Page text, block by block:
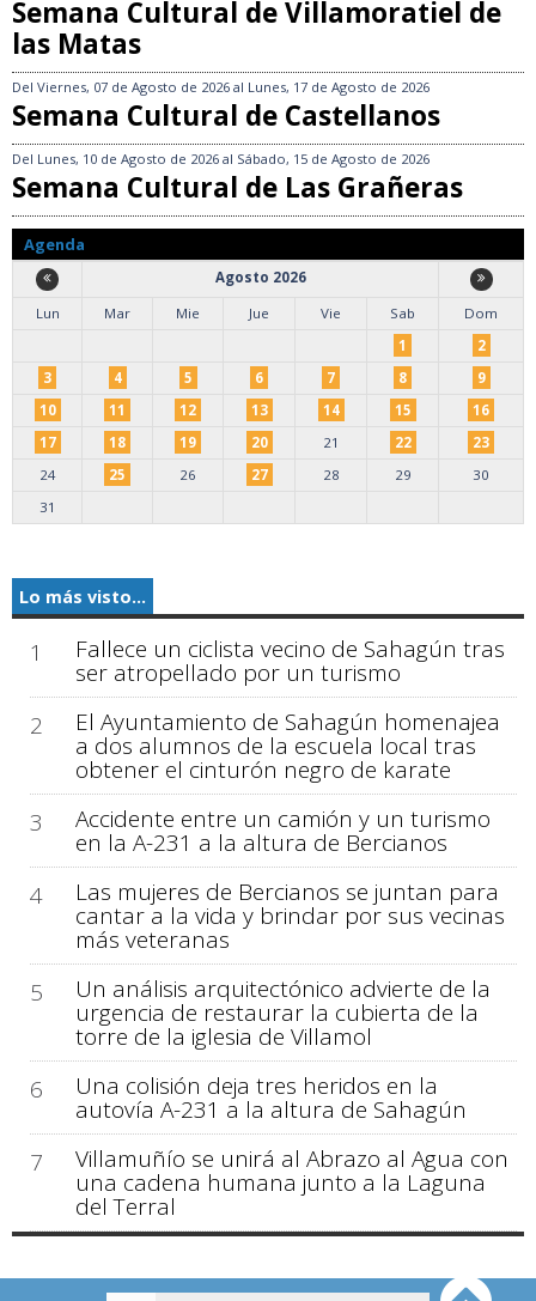
Semana Cultural de Villamoratiel de
las Matas
Del Viernes, 07 de Agosto de 2026 al Lunes, 17 de Agosto de 2026
Semana Cultural de Castellanos
Del Lunes, 10 de Agosto de 2026 al Sábado, 15 de Agosto de 2026
Semana Cultural de Las Grañeras
Agenda
Agosto 2026
Lun
Mar Mie Jue Vie Sab
Dom
1
2
3
4 5 6 7 8
9
10
11 12 13 14 15
16
17
18 19 20 21 22
23
24
25 26 27 28 29
30
31
Lo más visto...
1 Fallece un ciclista vecino de Sahagún tras
ser atropellado por un turismo
2
El Ayuntamiento de Sahagún homenajea
a dos alumnos de la escuela local tras
obtener el cinturón negro de karate
3
Accidente entre un camión y un turismo
en la A-231 a la altura de Bercianos
4
Las mujeres de Bercianos se juntan para
cantar a la vida y brindar por sus vecinas
más veteranas
5
Un análisis arquitectónico advierte de la
urgencia de restaurar la cubierta de la
torre de la iglesia de Villamol
6
Una colisión deja tres heridos en la
autovía A-231 a la altura de Sahagún
7
Villamuñío se unirá al Abrazo al Agua con
una cadena humana junto a la Laguna
del Terral